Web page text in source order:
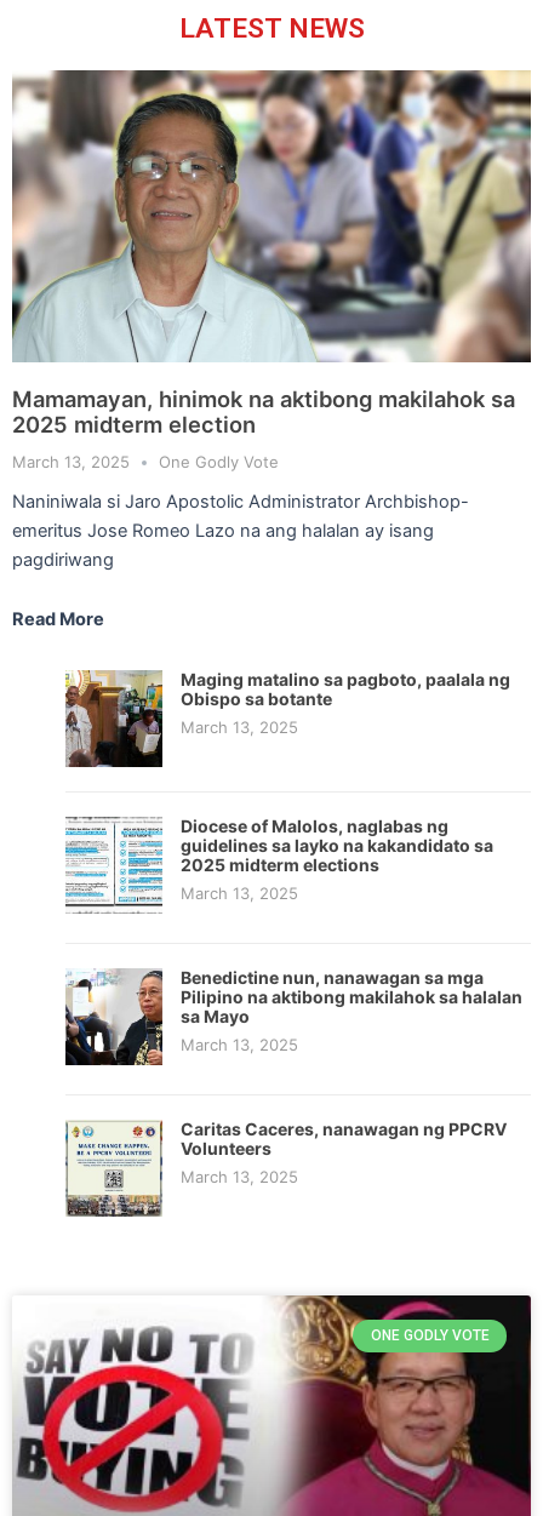
LATEST NEWS
Mamamayan, hinimok na aktibong makilahok sa
2025 midterm election
March 13, 2025 One Godly Vote
Naniniwala si Jaro Apostolic Administrator Archbishop-
emeritus Jose Romeo Lazo na ang halalan ay isang
pagdiriwang
Read More
Maging matalino sa pagboto, paalala ng
Obispo sa botante
March 13, 2025
Diocese of Malolos, naglabas ng
guidelines sa layko na kakandidato sa
2025 midterm elections
March 13, 2025
Benedictine nun, nanawagan sa mga
Pilipino na aktibong makilahok sa halalan
sa Mayo
March 13, 2025
Caritas Caceres, nanawagan ng PPCRV
Volunteers
March 13, 2025
ONE GODLY VOTE